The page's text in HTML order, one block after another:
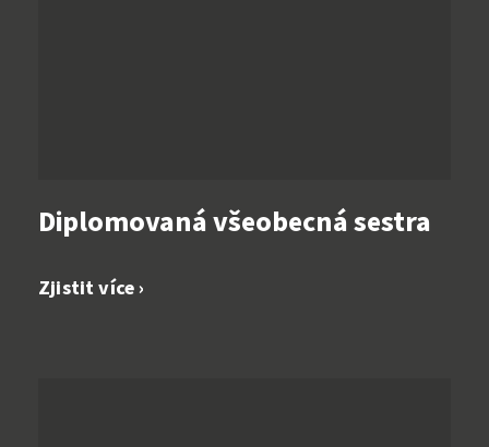
Diplomovaná všeobecná sestra
Zjistit více ›